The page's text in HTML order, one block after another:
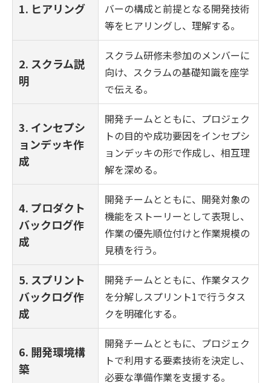
1. ヒアリング
バーの構成と前提となる開発技術
等をヒアリングし、理解する。
2. スクラム説
明
スクラム研修未参加のメンバーに
向け、スクラムの基礎知識を座学
で伝える。
3. インセプシ
ョンデッキ作
成
開発チームとともに、プロジェク
トの目的や成功要因をインセプシ
ョンデッキの形で作成し、相互理
解を深める。
4. プロダクト
バックログ作
成
開発チームとともに、開発対象の
機能をストーリーとして表現し、
作業の優先順位付けと作業規模の
見積を行う。
5. スプリント
バックログ作
成
開発チームとともに、作業タスク
を分解しスプリント1で行うタス
クを明確化する。
6. 開発環境構
築
開発チームとともに、プロジェク
トで利用する要素技術を決定し、
必要な準備作業を支援する。